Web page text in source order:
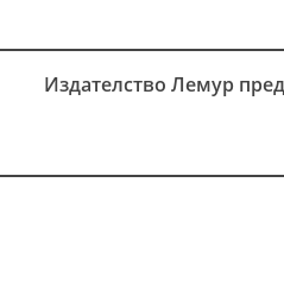
Издателство Лемур